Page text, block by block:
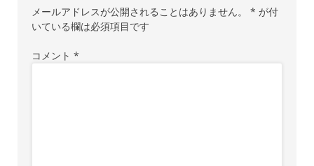
メールアドレスが公開されることはありません。 * が付
いている欄は必須項目です
コメント *